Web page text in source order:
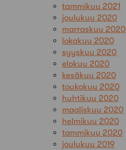
tammikuu 2021
joulukuu 2020
marraskuu 2020
lokakuu 2020
syyskuu 2020
elokuu 2020
kesäkuu 2020
toukokuu 2020
huhtikuu 2020
maaliskuu 2020
helmikuu 2020
tammikuu 2020
joulukuu 2019